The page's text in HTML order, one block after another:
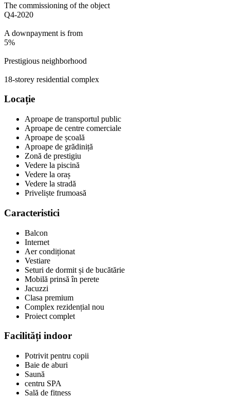
The commissioning of the object
Q4-2020
A downpayment is from
5%
Prestigious neighborhood
18-storey residential complex
Locație
Aproape de transportul public
Aproape de centre comerciale
Aproape de școală
Aproape de grădiniță
Zonă de prestigiu
Vedere la piscină
Vedere la oraș
Vedere la stradă
Priveliște frumoasă
Caracteristici
Balcon
Internet
Aer condiționat
Vestiare
Seturi de dormit și de bucătărie
Mobilă prinsă în perete
Jacuzzi
Clasa premium
Complex rezidențial nou
Proiect complet
Facilități indoor
Potrivit pentru copii
Baie de aburi
Saună
centru SPA
Sală de fitness